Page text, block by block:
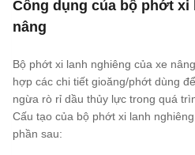
Công dụng của bộ phớt xi
nâng
Bộ phớt xi lanh nghiêng của xe
hợp các chi tiết gioăng/phớt dùng
ngừa rò rỉ dầu thủy lực trong quá
Cấu tạo của bộ phớt xi lanh
phần sau: